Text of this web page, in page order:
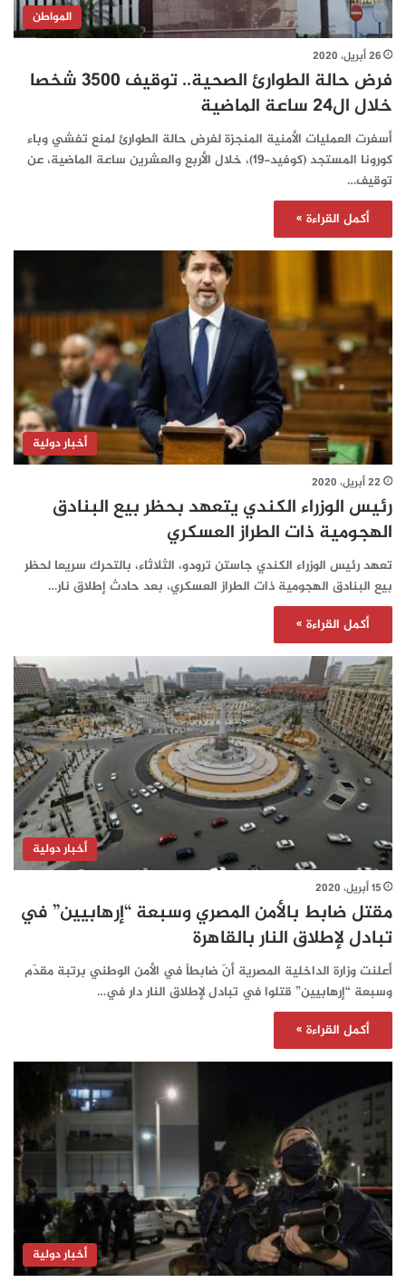
المواطن
26 أبريل، 2020
فرض حالة الطوارئ الصحية.. توقيف 3500 شخصا
خلال ال24 ساعة الماضية
أسفرت العمليات الأمنية المنجزة لفرض حالة الطوارئ لمنع تفشي وباء
كورونا المستجد (كوفيد-19)، خلال الأربع والعشرين ساعة الماضية، عن
توقيف…
أكمل القراءة »
أخبار دولية
22 أبريل، 2020
رئيس الوزراء الكندي يتعهد بحظر بيع البنادق
الهجومية ذات الطراز العسكري
تعهد رئيس الوزراء الكندي جاستن ترودو، الثلاثاء، بالتحرك سريعا لحظر
بيع البنادق الهجومية ذات الطراز العسكري، بعد حادث إطلاق نار…
أكمل القراءة »
أخبار دولية
15 أبريل، 2020
مقتل ضابط بالأمن المصري وسبعة “إرهابيين” في
تبادل لإطلاق النار بالقاهرة
أعلنت وزارة الداخلية المصرية أنّ ضابطاً في الأمن الوطني برتبة مقدّم
وسبعة “إرهابيين” قتلوا في تبادل لإطلاق النار دار في…
أكمل القراءة »
أخبار دولية